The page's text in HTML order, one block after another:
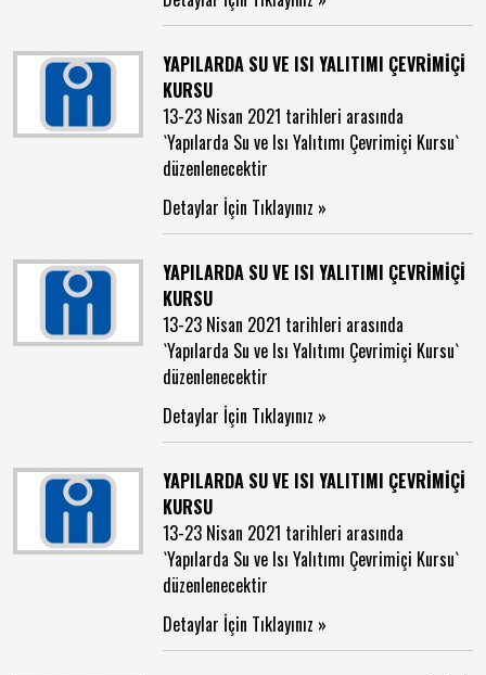
YAPILARDA SU VE ISI YALITIMI ÇEVRİMİÇİ
KURSU
13-23 Nisan 2021 tarihleri arasında
`Yapılarda Su ve Isı Yalıtımı Çevrimiçi Kursu`
düzenlenecektir
Detaylar İçin Tıklayınız »
YAPILARDA SU VE ISI YALITIMI ÇEVRİMİÇİ
KURSU
13-23 Nisan 2021 tarihleri arasında
`Yapılarda Su ve Isı Yalıtımı Çevrimiçi Kursu`
düzenlenecektir
Detaylar İçin Tıklayınız »
YAPILARDA SU VE ISI YALITIMI ÇEVRİMİÇİ
KURSU
13-23 Nisan 2021 tarihleri arasında
`Yapılarda Su ve Isı Yalıtımı Çevrimiçi Kursu`
düzenlenecektir
Detaylar İçin Tıklayınız »